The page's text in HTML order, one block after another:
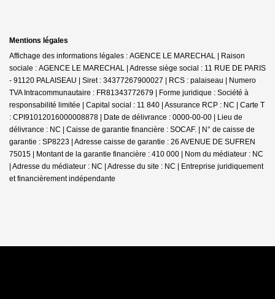
Mentions légales
Affichage des informations légales : AGENCE LE MARECHAL | Raison
sociale : AGENCE LE MARECHAL | Adresse siège social : 11 RUE DE PARIS
- 91120 PALAISEAU | Siret : 34377267900027 | RCS : palaiseau | Numero
TVA Intracommunautaire : FR81343772679 | Forme juridique : Société à
responsabilité limitée | Capital social : 11 840 | Assurance RCP : NC | Carte T
: CPI91012016000008878 | Date de délivrance : 0000-00-00 | Lieu de
délivrance : NC | Caisse de garantie financière : SOCAF. | N° de caisse de
garantie : SP8223 | Adresse caisse de garantie : 26 AVENUE DE SUFREN
75015 | Montant de la garantie financière : 410 000 | Nom du médiateur : NC
| Adresse du médiateur : NC | Adresse du site : NC | Entreprise juridiquement
et financièrement indépendante